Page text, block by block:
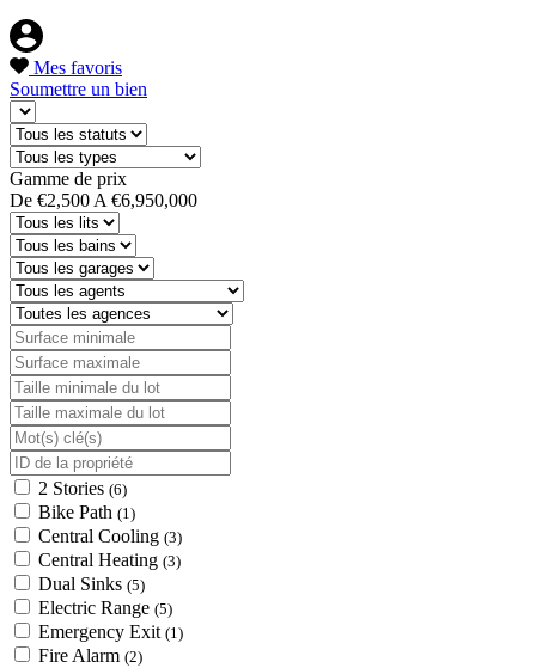
Mes favoris
Soumettre un bien
Gamme de prix
De €2,500 A €6,950,000
2 Stories (6)
Bike Path (1)
Central Cooling (3)
Central Heating (3)
Dual Sinks (5)
Electric Range (5)
Emergency Exit (1)
Fire Alarm (2)